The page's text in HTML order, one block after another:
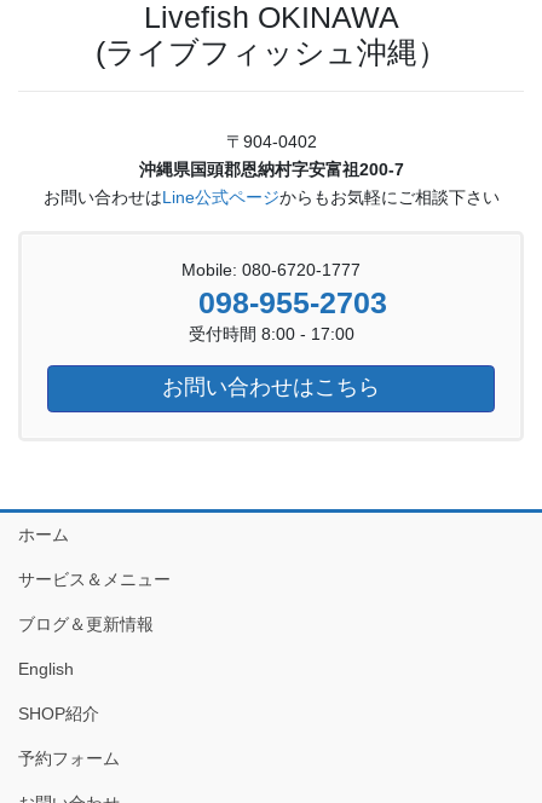
Livefish OKINAWA
(ライブフィッシュ沖縄）
〒904-0402
沖縄県国頭郡恩納村字安富祖200-7
お問い合わせはLine公式ページからもお気軽にご相談下さい
Mobile: 080-6720-1777
098-955-2703
受付時間 8:00 - 17:00
お問い合わせはこちら
ホーム
サービス＆メニュー
ブログ＆更新情報
English
SHOP紹介
予約フォーム